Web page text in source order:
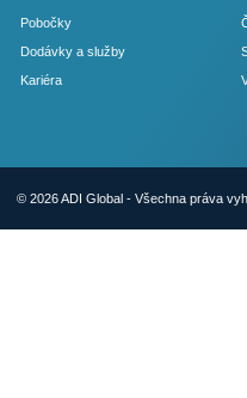
Pobočky
Dodávky a služby
Kariéra
© 2026 ADI Global - Všechna práva